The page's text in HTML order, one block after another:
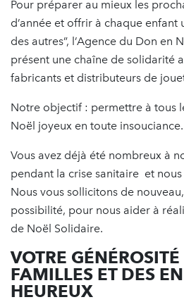
Pour préparer au mieux les
d’année et offrir à chaque enfant
des autres”, l’Agence du Don en
présent une chaîne de solidarité
fabricants et distributeurs de
Notre objectif : permettre à tous
Noël joyeux en toute insouciance.
Vous avez déjà été nombreux à
pendant la crise sanitaire et
Nous vous sollicitons de
possibilité, pour nous aider à
de Noël Solidaire.
VOTRE
FAMILLES ET DES
HEUREUX